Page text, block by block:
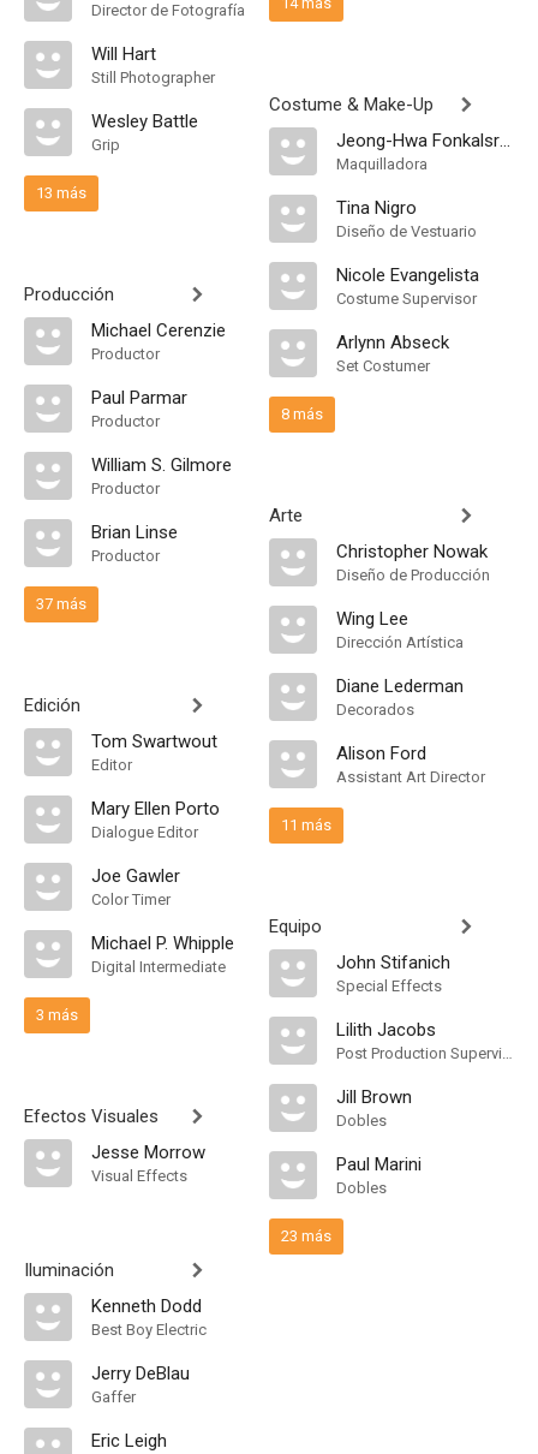
Director de Fotografía
Will Hart
Still Photographer
Wesley Battle
Grip
13 más
Producción
Michael Cerenzie
Productor
Paul Parmar
Productor
William S. Gilmore
Productor
Brian Linse
Productor
37 más
Edición
Tom Swartwout
Editor
Mary Ellen Porto
Dialogue Editor
Joe Gawler
Color Timer
Michael P. Whipple
Digital Intermediate
3 más
Efectos Visuales
Jesse Morrow
Visual Effects
Iluminación
Kenneth Dodd
Best Boy Electric
Jerry DeBlau
Gaffer
Eric Leigh
Costume & Make-Up
Jeong-Hwa Fonkalsrud
Maquilladora
Tina Nigro
Diseño de Vestuario
Nicole Evangelista
Costume Supervisor
Arlynn Abseck
Set Costumer
8 más
Arte
Christopher Nowak
Diseño de Producción
Wing Lee
Dirección Artística
Diane Lederman
Decorados
Alison Ford
Assistant Art Director
11 más
Equipo
John Stifanich
Special Effects
Lilith Jacobs
Post Production Supervisor
Jill Brown
Dobles
Paul Marini
Dobles
23 más